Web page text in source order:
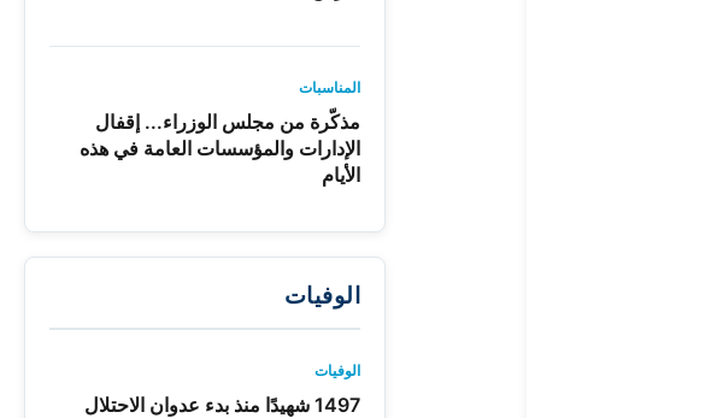
المناسبات
مذكّرة من مجلس الوزراء... إقفال
الإدارات والمؤسسات العامة في هذه
الأيام
الوفيات
الوفيات
1497 شهيدًا منذ بدء عدوان الاحتلال